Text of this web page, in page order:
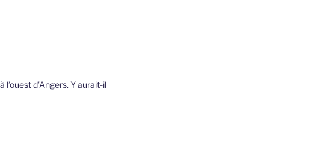
d’Angers. Y aurait-il